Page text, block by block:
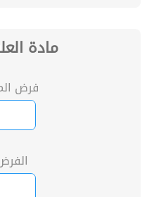
مادة
فرض